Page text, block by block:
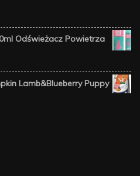
Odświeżacz Powietrza
Lamb&Blueberry Puppy